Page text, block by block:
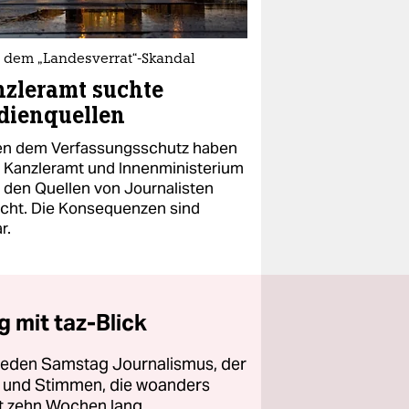
„Landesverrat“-Skandal
suchte
dem Verfassungsschutz haben
und Innenministerium
Quellen von Journalisten
Die Konsequenzen sind
mit taz-Blick
Samstag Journalismus, der
Stimmen, die woanders